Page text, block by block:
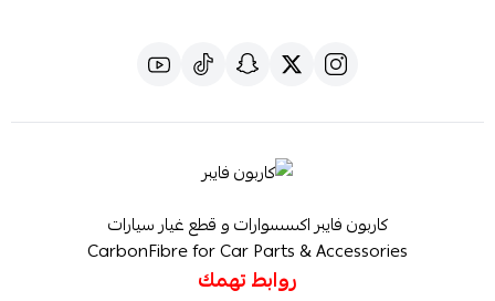
كاربون فايبر اكسسوارات و قطع غيار سيارات
CarbonFibre for Car Parts & Accessories
روابط تهمك